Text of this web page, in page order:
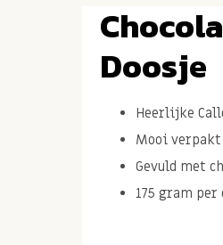
Doosje
Heerlijke
Mooi verpakt
Gevuld met
175 gram per